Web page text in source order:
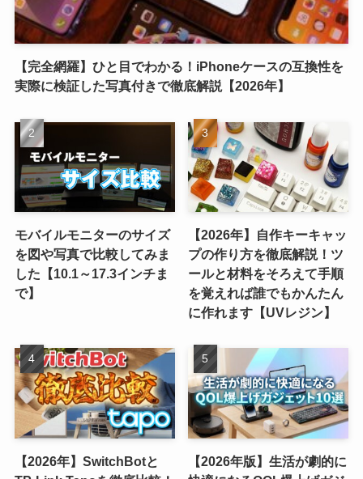
【完全網羅】ひと目でわかる！iPhoneケースの互換性を
実際に検証した写真付きで徹底解説【2026年】
モバイルモニターのサイズ
を図や写真で比較してみま
した【10.1～17.3インチま
で】
【2026年】自作キーキャッ
プの作り方を徹底解説！ツ
ールと材料をそろえて手順
を覚えれば誰でもかんたん
に作れます【UVレジン】
【2026年】SwitchBotと
【2026年版】生活が劇的に